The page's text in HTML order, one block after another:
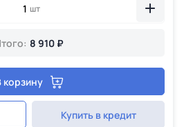
шт
8 910 ₽
корзину
Купить в кредит